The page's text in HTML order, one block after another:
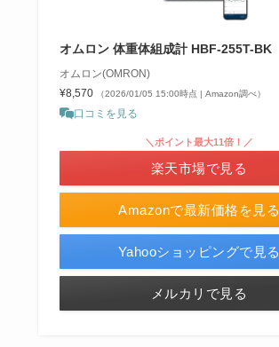
オムロン 体重体組成計 HBF-255T-BK
オムロン(OMRON)
¥8,570
（2026/01/05 15:00時点 | Amazon調べ）
口コミを見る
Amazonで最新価格を見る
＼ポイント最大11倍！／
楽天市場で見る
Yahooショッピングで見る
メルカリで見る